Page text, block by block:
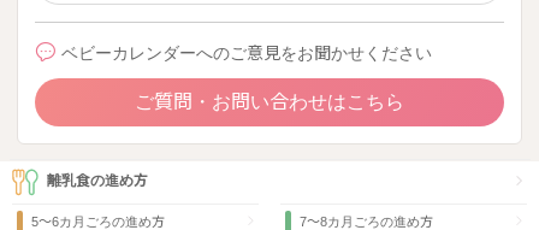
ベビーカレンダーへのご意見をお聞かせください
ご質問・お問い合わせはこちら
離乳食の進め方
5～6カ月ごろの進め方 7～8カ月ごろの進め方